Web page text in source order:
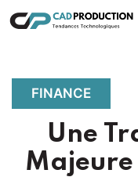
Aller
au
FINANCE
Une
Majeure